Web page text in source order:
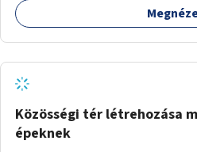
Közösségi tér létrehozása
épeknek